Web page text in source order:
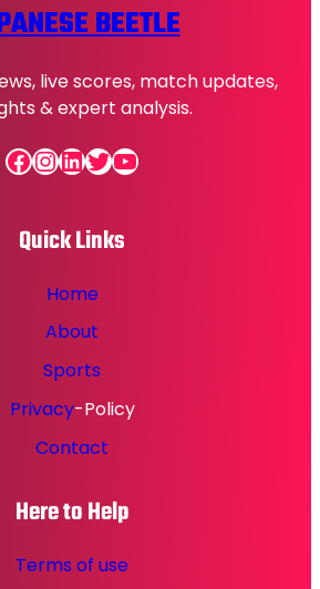
BEETLE
live scores, match updates,
& expert analysis.
Facebook InstagramLinkedIn Twitter YouTube
Quick Links
Home
About
Sports
Privacy-Policy
Contact
Here to Help
Terms of use